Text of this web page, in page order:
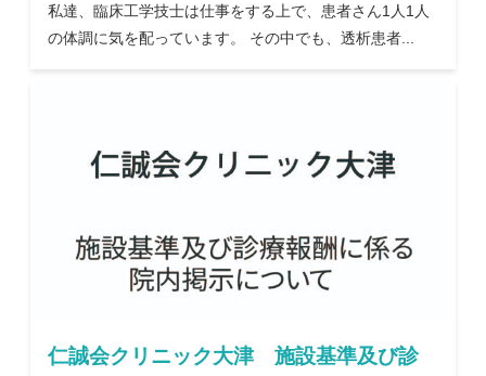
私達、臨床工学技士は仕事をする上で、患者さん1人1人
の体調に気を配っています。 その中でも、透析患者...
仁誠会クリニック大津 施設基準及び診